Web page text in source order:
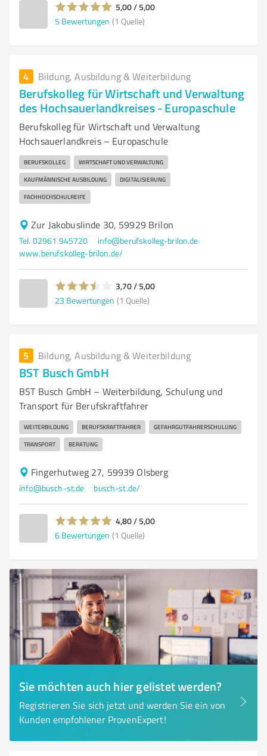
5,00 / 5,00
5 Bewertungen (1 Quelle)
4 Bildung, Ausbildung & Weiterbildung
Berufskolleg für Wirtschaft und Verwaltung
des Hochsauerlandkreises - Europaschule
Berufskolleg für Wirtschaft und Verwaltung
Hochsauerlandkreis – Europaschule
BERUFSKOLLEG WIRTSCHAFT UND VERWALTUNG
KAUFMÄNNISCHE AUSBILDUNG DIGITALISIERUNG
FACHHOCHSCHULREIFE
Zur Jakobuslinde 30, 59929 Brilon
Tel. 02961 945720
info@berufskolleg-brilon.de
www.berufskolleg-brilon.de/
3,70 / 5,00
23 Bewertungen (1 Quelle)
5 Bildung, Ausbildung & Weiterbildung
BST Busch GmbH
BST Busch GmbH – Weiterbildung, Schulung und
Transport für Berufskraftfahrer
WEITERBILDUNG BERUFSKRAFTFAHRER GEFAHRGUTFAHRERSCHULUNG
TRANSPORT BERATUNG
Fingerhutweg 27, 59939 Olsberg
info@busch-st.de busch-st.de/
4,80 / 5,00
6 Bewertungen (1 Quelle)
Sie möchten auch hier gelistet werden?
Registrieren Sie sich jetzt und werden Sie ein von
Kunden empfohlener ProvenExpert!